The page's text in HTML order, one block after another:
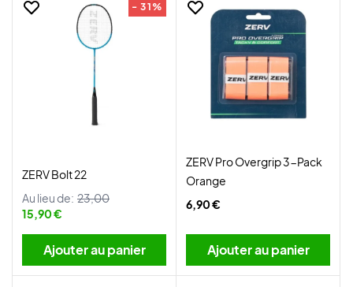
- 31%
ZERV Bolt 22
Au lieu de: 23,00
15,90 €
Ajouter au panier
ZERV Pro Overgrip 3-Pack
Orange
6,90 €
Ajouter au panier